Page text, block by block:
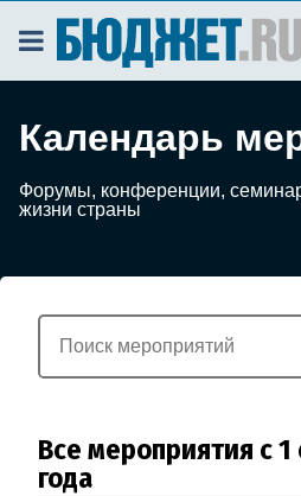
Календарь
Форумы, конференции,
жизни страны
Все мероприятия с 1
года